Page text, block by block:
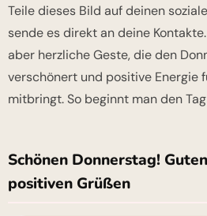
Teile dieses Bild auf deinen
sende es direkt an deine
aber herzliche Geste, die den
verschönert und positive Energie
mitbringt. So beginnt man den
Schönen Donnerstag!
positiven Grüßen